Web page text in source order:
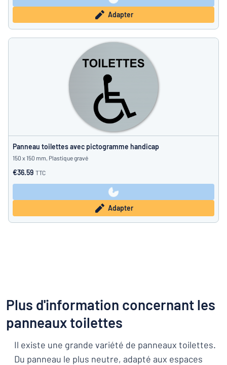
Adapter
Panneau toilettes avec pictogramme handicap
150 x 150 mm, Plastique gravé
€36.59 TTC
Adapter
Plus d'information concernant les
panneaux toilettes
Il existe une grande variété de panneaux toilettes.
Du panneau le plus neutre, adapté aux espaces